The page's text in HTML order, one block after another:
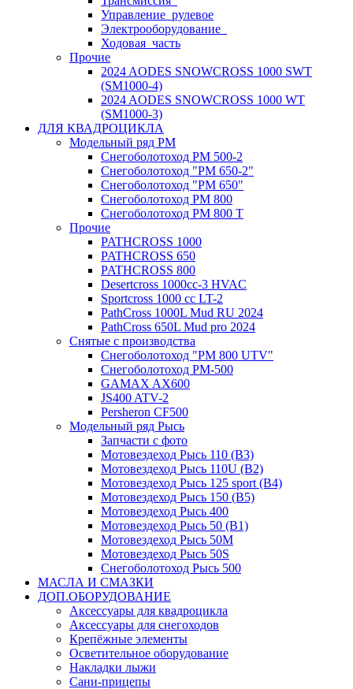
Управление_рулевое
Электрооборудование_
Ходовая_часть
Прочие
2024 AODES SNOWCROSS 1000 SWT
(SM1000-4)
2024 AODES SNOWCROSS 1000 WT
(SM1000-3)
ДЛЯ КВАДРОЦИКЛА
Модельный ряд РМ
Снегоболотоход РМ 500-2
Снегоболотоход "РМ 650-2"
Снегоболотоход "РМ 650"
Снегоболотоход РМ 800
Снегоболотоход РМ 800 Т
Прочие
PATHCROSS 1000
PATHCROSS 650
PATHCROSS 800
Desertcross 1000cc-3 HVAC
Sportcross 1000 cc LT-2
PathCross 1000L Mud RU 2024
PathCross 650L Mud pro 2024
Снятые с производства
Снегоболотоход "РМ 800 UTV"
Снегоболотоход РМ-500
GAMAX AX600
JS400 ATV-2
Persheron CF500
Модельный ряд Рысь
Запчасти с фото
Мотовездеход Рысь 110 (B3)
Мотовездеход Рысь 110U (B2)
Мотовездеход Рысь 125 sport (B4)
Мотовездеход Рысь 150 (B5)
Мотовездеход Рысь 400
Мотовездеход Рысь 50 (B1)
Мотовездеход Рысь 50M
Мотовездеход Рысь 50S
Снегоболотоход Рысь 500
МАСЛА И СМАЗКИ
ДОП.ОБОРУДОВАНИЕ
Аксессуары для квадроцикла
Аксессуары для снегоходов
Крепёжные элементы
Осветительное оборудование
Накладки лыжи
Сани-прицепы